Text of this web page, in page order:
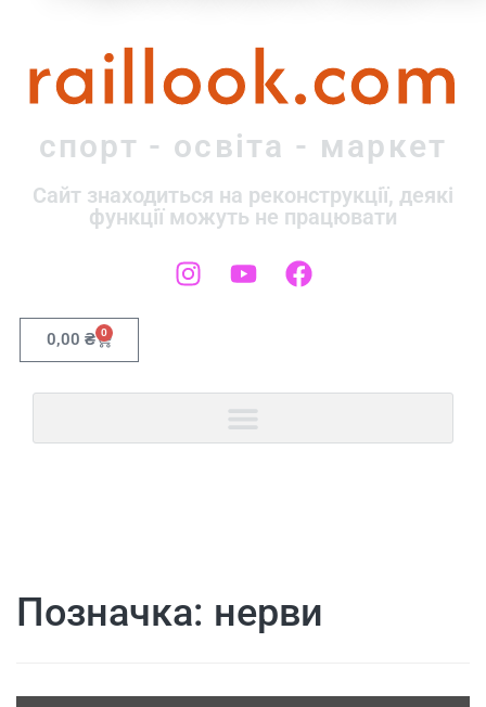
raillook.com
спорт - освіта - маркет
Сайт знаходиться на реконструкції, деякі
функції можуть не працювати
0,00 ₴ 0
Позначка: нерви